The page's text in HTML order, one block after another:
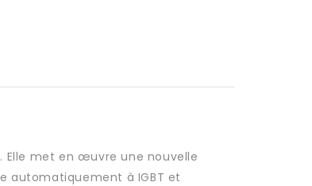
Elle met en œuvre une nouvelle
automatiquement à IGBT et